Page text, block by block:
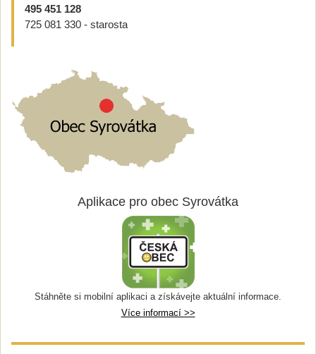
495 451 128
725 081 330 - starosta
Aplikace pro obec Syrovátka
Stáhněte si mobilní aplikaci a získávejte aktuální informace.
Více informací >>